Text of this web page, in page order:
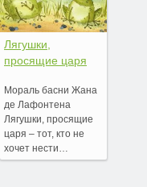
Лягушки,
просящие царя
Мораль басни Жана
де Лафонтена
Лягушки, просящие
царя – тот, кто не
хочет нести…